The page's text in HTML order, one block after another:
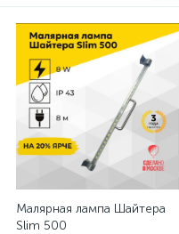
Малярная лампа Шайтера
Slim 500